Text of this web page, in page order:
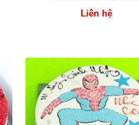
Liên hệ